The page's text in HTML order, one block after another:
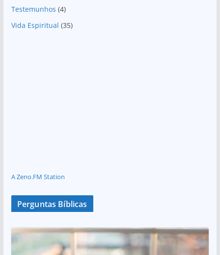
Testemunhos (4)
Vida Espiritual (35)
A Zeno.FM Station
Perguntas Bíblicas